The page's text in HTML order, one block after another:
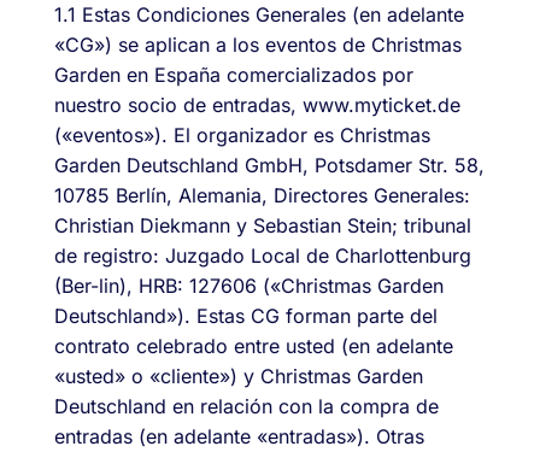
1.1 Estas Condiciones Generales (en adelante
«CG») se aplican a los eventos de Christmas
Garden en España comercializados por
nuestro socio de entradas, www.myticket.de
(«eventos»). El organizador es Christmas
Garden Deutschland GmbH, Potsdamer Str. 58,
10785 Berlín, Alemania, Directores Generales:
Christian Diekmann y Sebastian Stein; tribunal
de registro: Juzgado Local de Charlottenburg
(Ber-lin), HRB: 127606 («Christmas Garden
Deutschland»). Estas CG forman parte del
contrato celebrado entre usted (en adelante
«usted» o «cliente») y Christmas Garden
Deutschland en relación con la compra de
entradas (en adelante «entradas»). Otras